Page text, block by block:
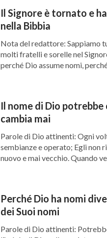
Il Signore è tornato e
nella Bibbia
Nota del redattore: Sappiamo
molti fratelli e sorelle nel
perché Dio assume nomi, perché
Il nome di Dio potrebbe
cambia mai
Parole di Dio attinenti: Ogni
sembianze e operato; Egli non
nuovo e mai vecchio. Quando
Perché Dio ha nomi
dei Suoi nomi
Parole di Dio attinenti: